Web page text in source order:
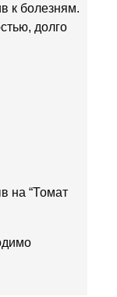
к болезням.
долго
на “Томат